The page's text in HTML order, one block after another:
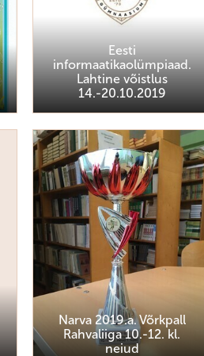
Eesti
informaatikaolümpiaad.
Lahtine võistlus
14.-20.10.2019
Narva 2019.a. Võrkpall
Rahvaliiga 10.-12. kl.
neiud